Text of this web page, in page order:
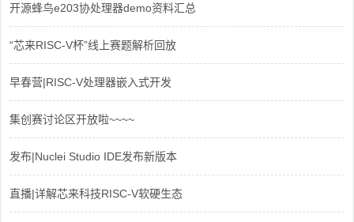
开源蜂鸟e203协处理器demo资料汇总
“芯来RISC-V杯”线上赛题解析回放
早春营|RISC-V处理器嵌入式开发
集创赛讨论区开放啦~~~~
发布|Nuclei Studio IDE发布新版本
直播|详解芯来科技RISC-V软硬生态